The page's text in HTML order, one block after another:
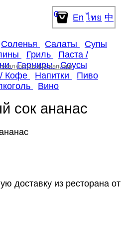
0 En ไทย 中
Соленья Салаты
Супы
Гриль
Паста /
Гарниры Соусы
Кофе Напитки
Пиво
Вино
напитки
сок ананас
доставку из ресторана от